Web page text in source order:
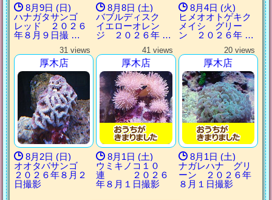
8月9日 (日)
ハナガタサンゴ
レッド ２０２６
年８月９日撮 …
8月8日 (土)
バブルディスク
イエローオレン
ジ ２０２６年 …
8月4日 (火)
ヒメオオトゲキク
メイシ グリー
ン ２０２６年 …
31 views
厚木店
8月2日 (日)
オオタバサンゴ
２０２６年８月２
日撮影
41 views
厚木店
8月1日 (土)
ウミキノコ１０
連 ２０２６
年８月１日撮影
20 views
厚木店
8月1日 (土)
ナガレハナ グリ
ーン ２０２６年
８月１日撮影